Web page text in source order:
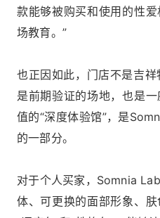
款能够被购买和使用的性
场教育。”
也正因如此，门店不是吉
是前期验证的场地，也是
值的“深度体验馆”，是
的一部分。
对于个人买家，Somnia
体、可更换的面部形象、